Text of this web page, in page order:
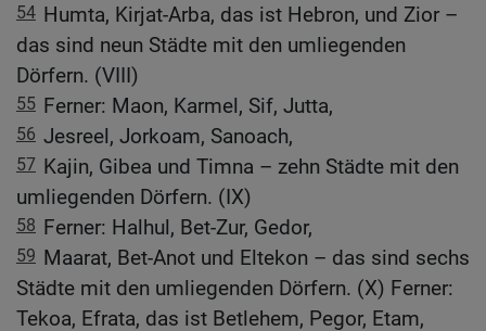
54 Humta, Kirjat-Arba, das ist Hebron, und Zior –
das sind neun Städte mit den umliegenden
Dörfern. (VIII)
55 Ferner: Maon, Karmel, Sif, Jutta,
56 Jesreel, Jorkoam, Sanoach,
57 Kajin, Gibea und Timna – zehn Städte mit den
umliegenden Dörfern. (IX)
58 Ferner: Halhul, Bet-Zur, Gedor,
59 Maarat, Bet-Anot und Eltekon – das sind sechs
Städte mit den umliegenden Dörfern. (X) Ferner:
Tekoa, Efrata, das ist Betlehem, Pegor, Etam,